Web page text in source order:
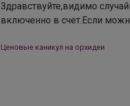
Здравствуйте,видимо
включенно в счет.Если
Ценовые каникул на орхидеи